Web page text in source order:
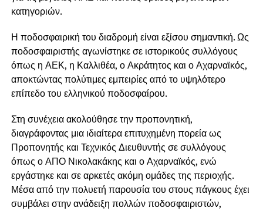
κατηγοριών.
Η ποδοσφαιρική του διαδρομή είναι εξίσου σημαντική. Ως
ποδοσφαιριστής αγωνίστηκε σε ιστορικούς συλλόγους
όπως η ΑΕΚ, η Καλλιθέα, ο Ακράτητος και ο Αχαρναϊκός,
αποκτώντας πολύτιμες εμπειρίες από το υψηλότερο
επίπεδο του ελληνικού ποδοσφαίρου.
Στη συνέχεια ακολούθησε την προπονητική,
διαγράφοντας μια ιδιαίτερα επιτυχημένη πορεία ως
Προπονητής και Τεχνικός Διευθυντής σε συλλόγους
όπως ο ΑΠΟ Νικολακάκης και ο Αχαρναϊκός, ενώ
εργάστηκε και σε αρκετές ακόμη ομάδες της περιοχής.
Μέσα από την πολυετή παρουσία του στους πάγκους έχει
συμβάλει στην ανάδειξη πολλών ποδοσφαιριστών,